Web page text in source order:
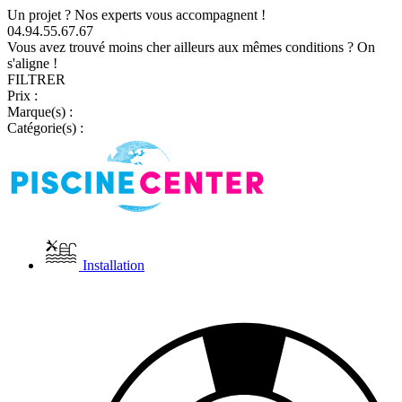
Un projet ? Nos experts vous accompagnent !
04.94.55.67.67
Vous avez trouvé moins cher ailleurs aux mêmes conditions ? On
s'aligne !
FILTRER
Prix :
Marque(s) :
Catégorie(s) :
Installation